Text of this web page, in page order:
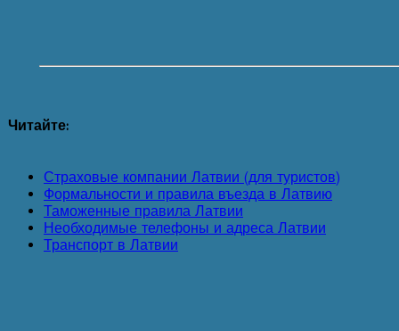
Читайте:
Страховые компании Латвии (для туристов)
Формальности и правила въезда в Латвию
Таможенные правила Латвии
Необходимые телефоны и адреса Латвии
Транспорт в Латвии